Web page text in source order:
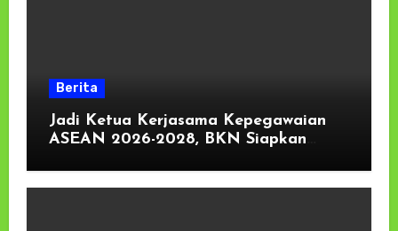
Berita
Jadi Ketua Kerjasama Kepegawaian
ASEAN 2026-2028, BKN Siapkan
ASEAN